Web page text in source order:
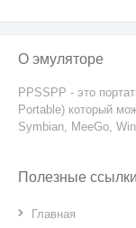
О эмуляторе
PPSSPP - это
Portable) который
Symbian, MeeGo,
Полезные ссылки
Главная